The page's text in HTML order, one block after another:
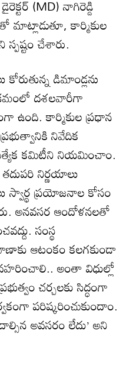
(MD) నాగిరెడ్డి
కార్మికుల
స్పష్టం చేశారు.
కోరుతున్న డిమాండ్లను
దశలవారీగా
ఉంది. కార్మికుల ప్రధాన
నివేదిక
కమిటీని నియమించాం.
నిర్ణయాలు
ప్రయోజనాల కోసం
అనవసర ఆందోళనలతో
సంస్థ
ఆటంకం కలగకుండా
అంతా విధుల్లో
చర్చలకు సిద్ధంగా
పరిష్కరించుకుందాం.
అవసరం లేదు’ అని